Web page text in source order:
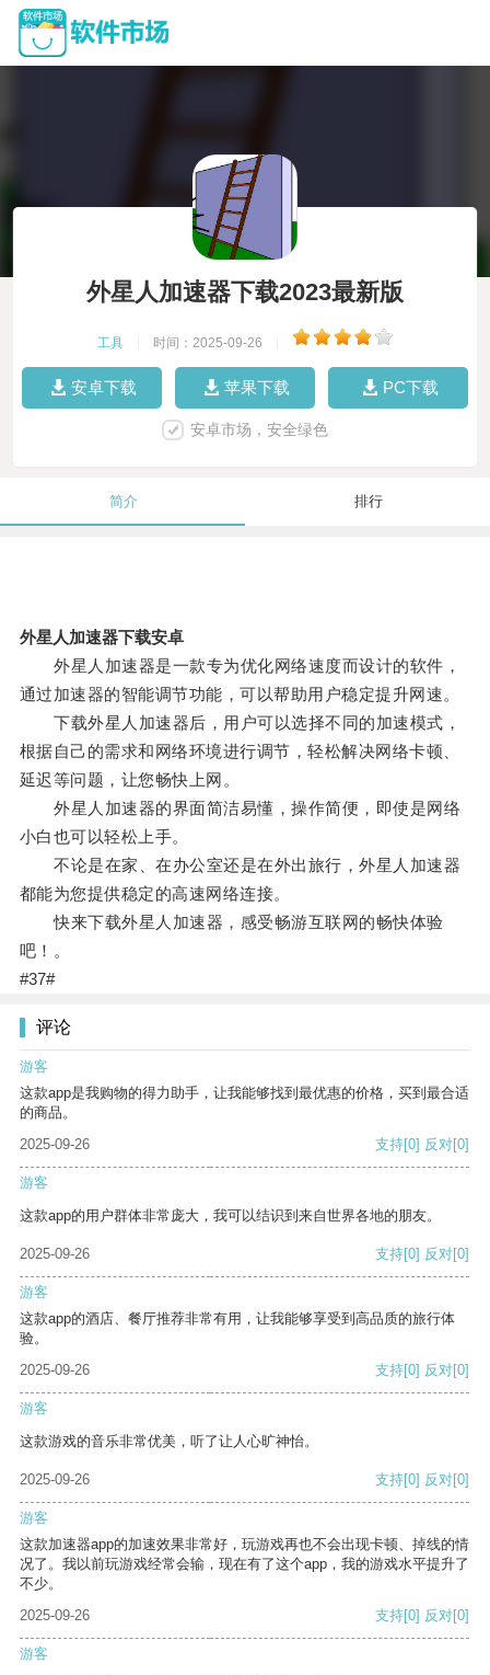
外星人加速器下载2023最新版
工具 时间：2025-09-26
安卓下载 苹果下载 PC下载
安卓市场，安全绿色
简介 排行
外星人加速器下载安卓
外星人加速器是一款专为优化网络速度而设计的软件，
通过加速器的智能调节功能，可以帮助用户稳定提升网速。
下载外星人加速器后，用户可以选择不同的加速模式，
根据自己的需求和网络环境进行调节，轻松解决网络卡顿、
延迟等问题，让您畅快上网。
外星人加速器的界面简洁易懂，操作简便，即使是网络
小白也可以轻松上手。
不论是在家、在办公室还是在外出旅行，外星人加速器
都能为您提供稳定的高速网络连接。
快来下载外星人加速器，感受畅游互联网的畅快体验
吧！。
#37#
评论
游客
这款app是我购物的得力助手，让我能够找到最优惠的价格，买到最合适
的商品。
2025-09-26
支持[0] 反对[0]
游客
这款app的用户群体非常庞大，我可以结识到来自世界各地的朋友。
2025-09-26 支持[0] 反对[0]
游客
这款app的酒店、餐厅推荐非常有用，让我能够享受到高品质的旅行体
验。
2025-09-26
支持[0] 反对[0]
游客
这款游戏的音乐非常优美，听了让人心旷神怡。
2025-09-26 支持[0] 反对[0]
游客
这款加速器app的加速效果非常好，玩游戏再也不会出现卡顿、掉线的情
况了。我以前玩游戏经常会输，现在有了这个app，我的游戏水平提升了
不少。
2025-09-26
支持[0] 反对[0]
游客